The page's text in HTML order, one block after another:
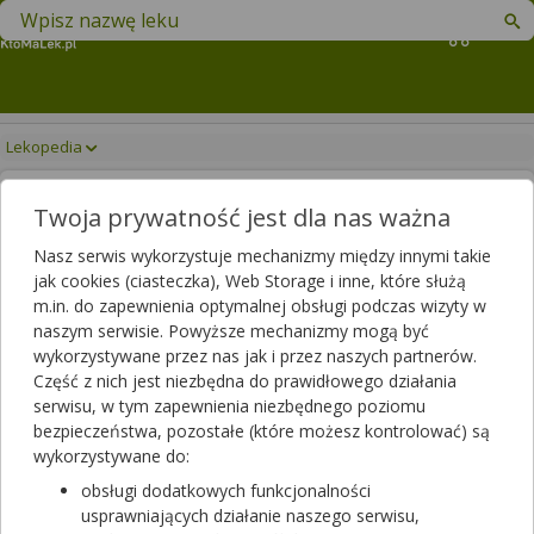
Koszyk
Znajdź lek w swojej okolicy
Lekopedia
ALPHATEX Drukuj/Zapisz
ALPHAtex Osłona na przewody jałowa 14 x
Twoja prywatność jest dla nas ważna
Nasz serwis wykorzystuje mechanizmy między innymi takie
jak cookies (ciasteczka), Web Storage i inne, które służą
m.in. do zapewnienia optymalnej obsługi podczas wizyty w
naszym serwisie. Powyższe mechanizmy mogą być
wykorzystywane przez nas jak i przez naszych partnerów.
Część z nich jest niezbędna do prawidłowego działania
serwisu, w tym zapewnienia niezbędnego poziomu
bezpieczeństwa, pozostałe (które możesz kontrolować) są
wykorzystywane do:
obsługi dodatkowych funkcjonalności
usprawniających działanie naszego serwisu,